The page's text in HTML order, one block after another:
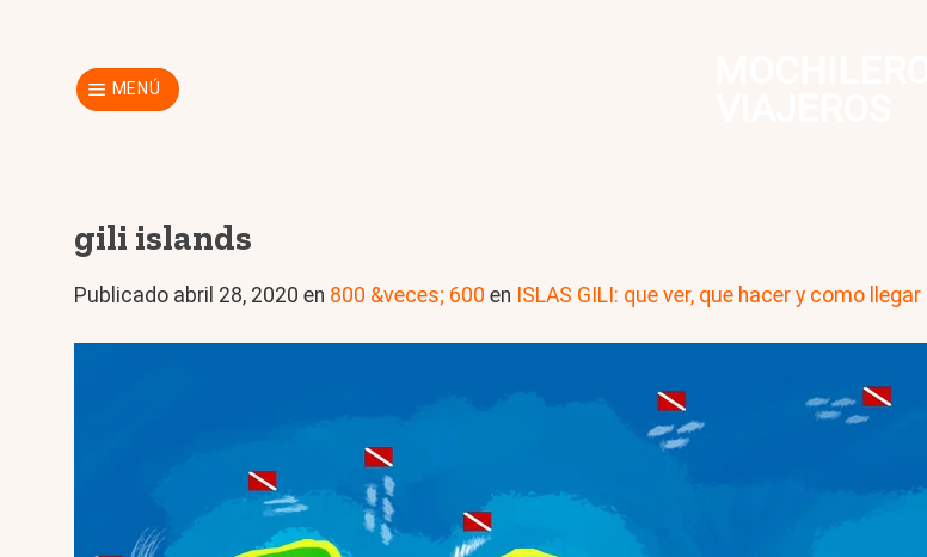
MENÚ
gili islands
Publicado abril 28, 2020 en 800 &veces; 600 en ISLAS GILI: que ver, que hacer y como llegar